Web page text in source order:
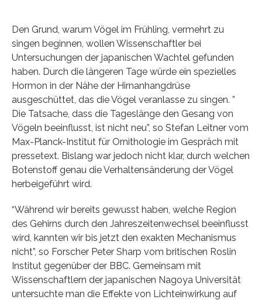
Den Grund, warum Vögel im Frühling, vermehrt zu
singen beginnen, wollen Wissenschaftler bei
Untersuchungen der japanischen Wachtel gefunden
haben. Durch die längeren Tage würde ein spezielles
Hormon in der Nähe der Hirnanhangdrüse
ausgeschüttet, das die Vögel veranlasse zu singen. ”
Die Tatsache, dass die Tageslänge den Gesang von
Vögeln beeinflusst, ist nicht neu”, so Stefan Leitner vom
Max-Planck-Institut für Ornithologie im Gespräch mit
pressetext. Bislang war jedoch nicht klar, durch welchen
Botenstoff genau die Verhaltensänderung der Vögel
herbeigeführt wird.
“Während wir bereits gewusst haben, welche Region
des Gehirns durch den Jahreszeitenwechsel beeinflusst
wird, kannten wir bis jetzt den exakten Mechanismus
nicht”, so Forscher Peter Sharp vom britischen Roslin
Institut gegenüber der BBC. Gemeinsam mit
Wissenschaftlern der japanischen Nagoya Universität
untersuchte man die Effekte von Lichteinwirkung auf